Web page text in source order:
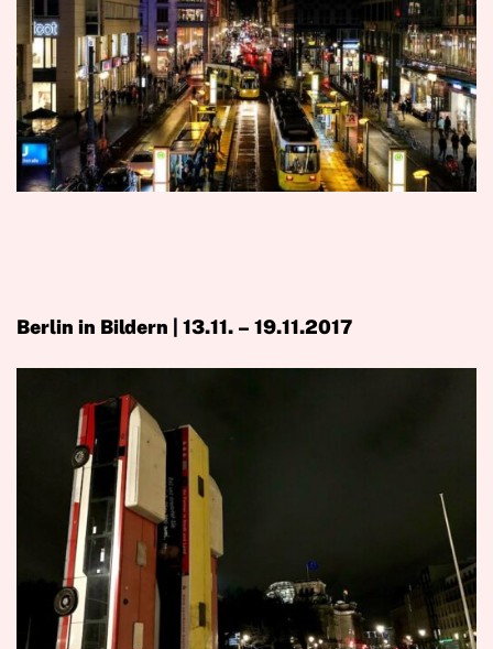
Berlin in Bildern | 13.11. – 19.11.2017